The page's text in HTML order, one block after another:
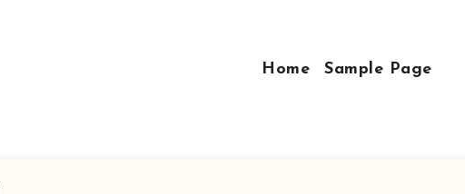
Home Sample Page